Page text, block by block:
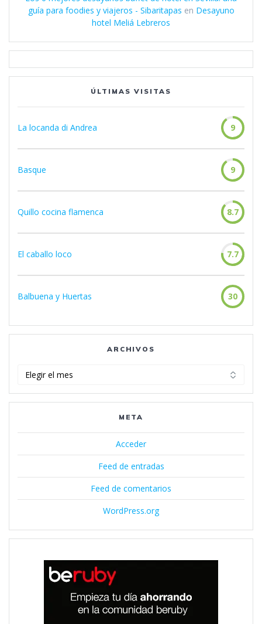
guía para foodies y viajeros - Sibaritapas en Desayuno
hotel Meliá Lebreros
ÚLTIMAS VISITAS
La locanda di Andrea 9
Basque 9
Quillo cocina flamenca 8.7
El caballo loco 7.7
Balbuena y Huertas 30
ARCHIVOS
META
Acceder
Feed de entradas
Feed de comentarios
WordPress.org